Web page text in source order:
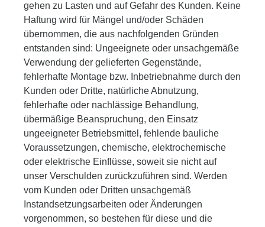
gehen zu Lasten und auf Gefahr des Kunden. Keine
Haftung wird für Mängel und/oder Schäden
übernommen, die aus nachfolgenden Gründen
entstanden sind: Ungeeignete oder unsachgemäße
Verwendung der gelieferten Gegenstände,
fehlerhafte Montage bzw. Inbetriebnahme durch den
Kunden oder Dritte, natürliche Abnutzung,
fehlerhafte oder nachlässige Behandlung,
übermäßige Beanspruchung, den Einsatz
ungeeigneter Betriebsmittel, fehlende bauliche
Voraussetzungen, chemische, elektrochemische
oder elektrische Einflüsse, soweit sie nicht auf
unser Verschulden zurückzuführen sind. Werden
vom Kunden oder Dritten unsachgemäß
Instandsetzungsarbeiten oder Änderungen
vorgenommen, so bestehen für diese und die